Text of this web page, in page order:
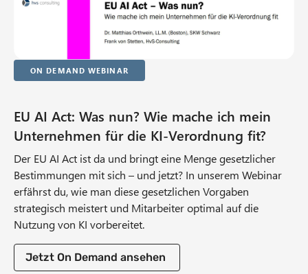
On Demand Webinar
EU AI Act: Was nun? Wie mache ich mein
Unternehmen für die KI-Verordnung fit?
Der EU AI Act ist da und bringt eine Menge gesetzlicher
Bestimmungen mit sich – und jetzt? In unserem Webinar
erfährst du, wie man diese gesetzlichen Vorgaben
strategisch meistert und Mitarbeiter optimal auf die
Nutzung von KI vorbereitet.
Jetzt On Demand ansehen